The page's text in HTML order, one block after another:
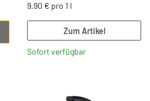
9,90 € pro 1 l
Zum Artikel
Sofort verfügbar